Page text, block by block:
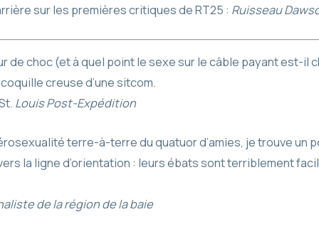
sur les premières critiques de RT25 : Ruisseau
de choc (et à quel point le sexe sur le câble payant est-il
creuse d’une sitcom.
Louis Post-Expédition
terre-à-terre du quatuor d’amies, je trouve un
la ligne d’orientation : leurs ébats sont terriblement
de la région de la baie